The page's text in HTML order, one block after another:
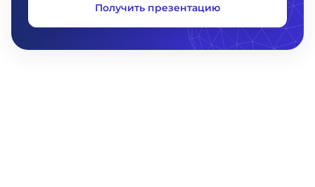
Получить презентацию